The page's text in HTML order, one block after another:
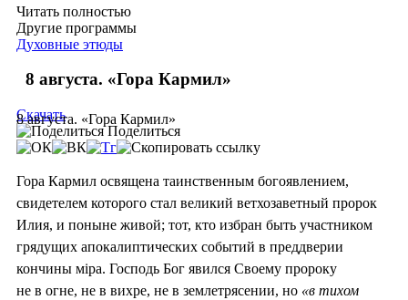
Читать полностью
Другие программы
Духовные этюды
8 августа. «Гора Кармил»
8 августа. «Гора Кармил»
Скачать
Поделиться
Гора Кармил освящена таинственным богоявлением,
свидетелем которого стал великий ветхозаветный пророк
Илия, и поныне живой; тот, кто избран быть участником
грядущих апокалиптических событий в преддверии
кончины мiра. Господь Бог явился Своему пророку
не в огне, не в вихре, не в землетрясении, но «в тихом